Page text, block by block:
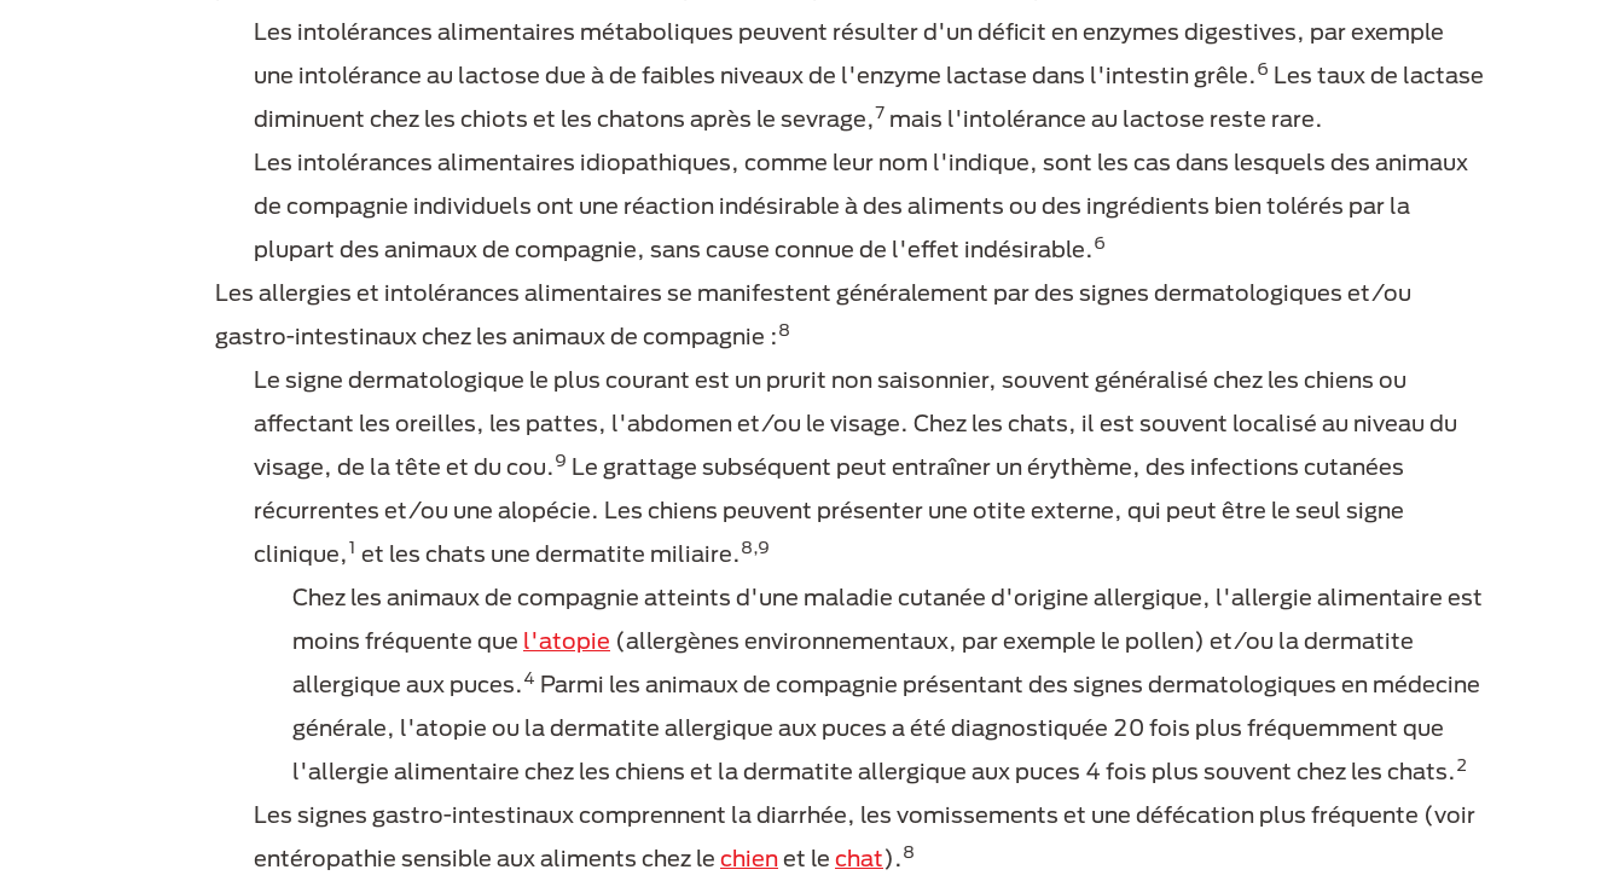
Les intolérances alimentaires métaboliques peuvent résulter d'un déficit en enzymes digestives, par exemple
une intolérance au lactose due à de faibles niveaux de l'enzyme lactase dans l'intestin grêle.6 Les taux de lactase
diminuent chez les chiots et les chatons après le sevrage,7 mais l'intolérance au lactose reste rare.
Les intolérances alimentaires idiopathiques, comme leur nom l'indique, sont les cas dans lesquels des animaux
de compagnie individuels ont une réaction indésirable à des aliments ou des ingrédients bien tolérés par la
plupart des animaux de compagnie, sans cause connue de l'effet indésirable.6
Les allergies et intolérances alimentaires se manifestent généralement par des signes dermatologiques et/ou
gastro-intestinaux chez les animaux de compagnie :8
Le signe dermatologique le plus courant est un prurit non saisonnier, souvent généralisé chez les chiens ou
affectant les oreilles, les pattes, l'abdomen et/ou le visage. Chez les chats, il est souvent localisé au niveau du
visage, de la tête et du cou.9 Le grattage subséquent peut entraîner un érythème, des infections cutanées
récurrentes et/ou une alopécie. Les chiens peuvent présenter une otite externe, qui peut être le seul signe
clinique,1 et les chats une dermatite miliaire.8,9
Chez les animaux de compagnie atteints d'une maladie cutanée d'origine allergique, l'allergie alimentaire est
moins fréquente que l'atopie (allergènes environnementaux, par exemple le pollen) et/ou la dermatite
allergique aux puces.4 Parmi les animaux de compagnie présentant des signes dermatologiques en médecine
générale, l'atopie ou la dermatite allergique aux puces a été diagnostiquée 20 fois plus fréquemment que
l'allergie alimentaire chez les chiens et la dermatite allergique aux puces 4 fois plus souvent chez les chats.2
Les signes gastro-intestinaux comprennent la diarrhée, les vomissements et une défécation plus fréquente (voir
entéropathie sensible aux aliments chez le chienet le chat).8